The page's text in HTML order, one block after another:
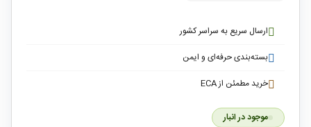
ارسال سریع به سراسر کشور
بسته‌بندی حرفه‌ای و ایمن
خرید مطمئن از ECA
موجود در انبار